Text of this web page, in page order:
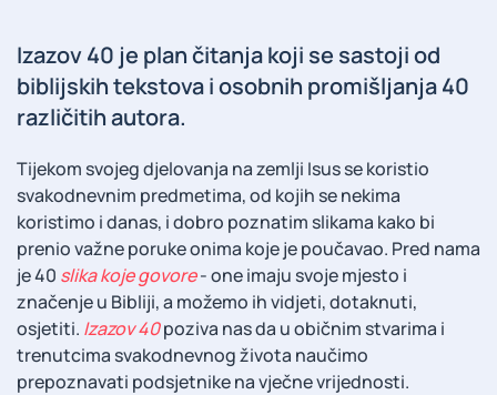
Izazov 40 je plan čitanja koji se sastoji od
biblijskih tekstova i osobnih promišljanja 40
različitih autora.
Tijekom svojeg djelovanja na zemlji Isus se koristio
svakodnevnim predmetima, od kojih se nekima
koristimo i danas, i dobro poznatim slikama kako bi
prenio važne poruke onima koje je poučavao. Pred nama
je 40 slika koje govore- one imaju svoje mjesto i
značenje u Bibliji, a možemo ih vidjeti, dotaknuti,
osjetiti. Izazov 40poziva nas da u običnim stvarima i
trenutcima svakodnevnog života naučimo
prepoznavati podsjetnike na vječne vrijednosti.